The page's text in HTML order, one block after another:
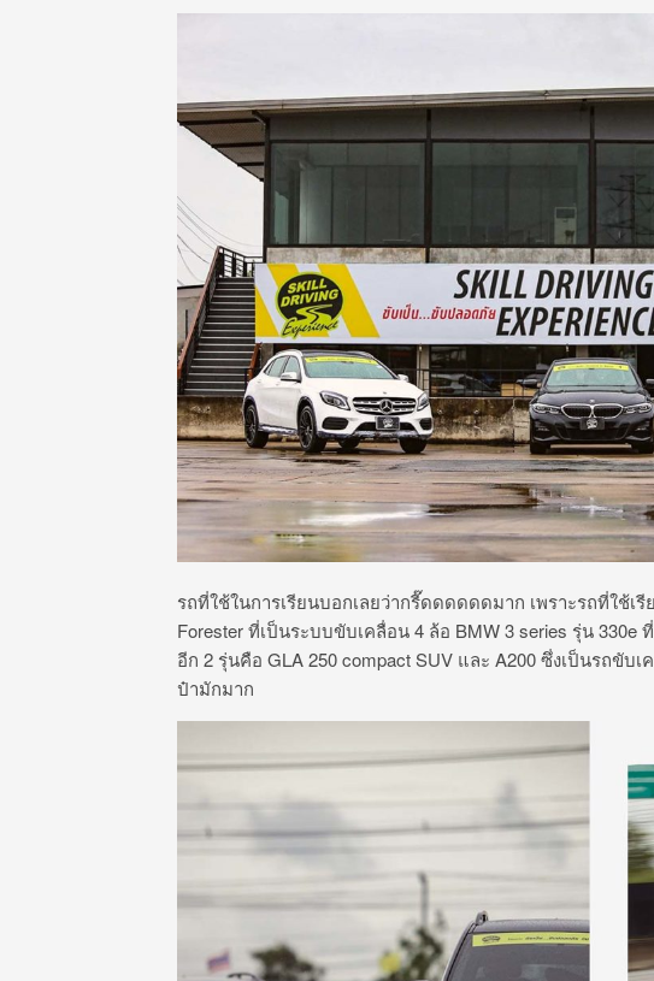
รถที่ใช้ในการเรียนบอกเลยว่ากรี๊ดดดดดดมาก เพราะรถที่ใช้เ
Forester ที่เป็นระบบขับเคลื่อน 4 ล้อ BMW 3 series รุ่น 330e
อีก 2 รุ่นคือ GLA 250 compact SUV และ A200 ซึ่งเป็นรถขับ
ป๋ามักมาก